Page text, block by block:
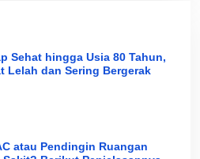
Sehat hingga Usia 80 Tahun,
Lelah dan Sering Bergerak
atau Pendingin Ruangan